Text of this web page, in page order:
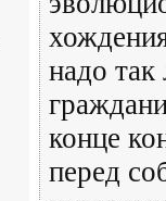
надо так
конце
перед